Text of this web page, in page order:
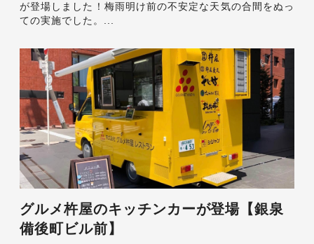
が登場しました！梅雨明け前の不安定な天気の合間をぬっ
ての実施でした。...
グルメ杵屋のキッチンカーが登場【銀泉
備後町ビル前】